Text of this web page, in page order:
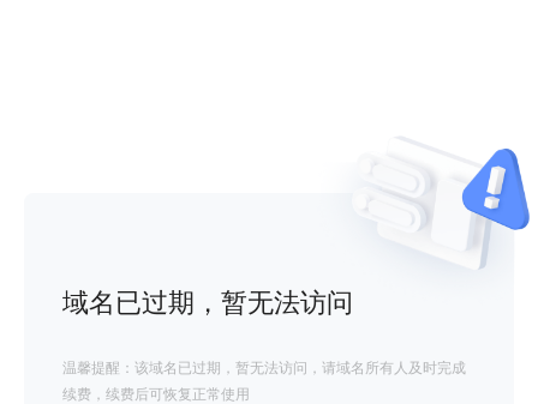
域名已过期，暂无法访问
温馨提醒：该域名已过期，暂无法访问，请域名所有人及时完成
续费，续费后可恢复正常使用